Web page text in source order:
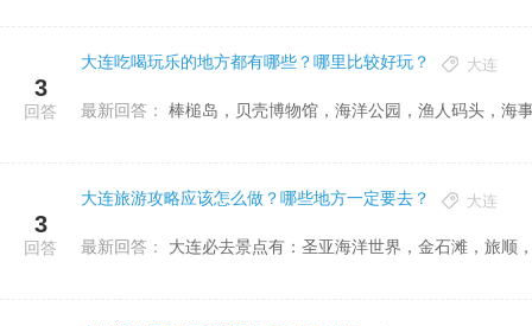
3
回答
大连吃喝玩乐的地方都有哪些？哪里比较好玩？ 大连
最新回答： 棒槌岛，贝壳博物馆，海洋公园，渔人码头，海
3
回答
大连旅游攻略应该怎么做？哪些地方一定要去？ 大连
最新回答： 大连必去景点有：圣亚海洋世界，金石滩，旅顺